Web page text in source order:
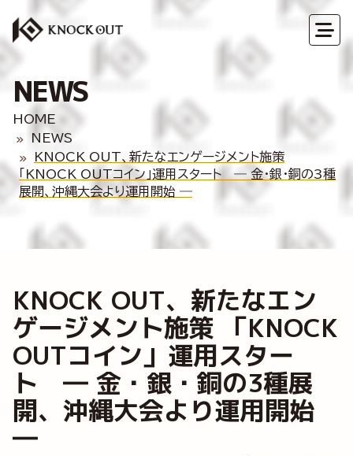
NEWS
HOME
NEWS
KNOCK OUT、新たなエンゲージメント施策
「KNOCK OUTコイン」運用スタート ― 金・銀・銅の3種
展開、沖縄大会より運用開始 ―
KNOCK OUT、新たなエン
ゲージメント施策 「KNOCK
OUTコイン」運用スター
ト ― 金・銀・銅の3種展
開、沖縄大会より運用開始
―